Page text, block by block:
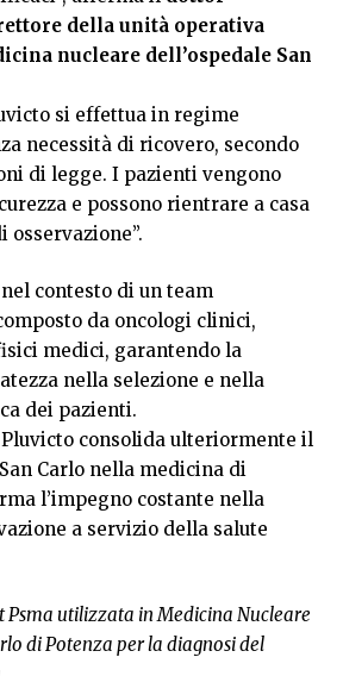
della unità operativa
nucleare dell’ospedale San
si effettua in regime
necessità di ricovero, secondo
di legge. I pazienti vengono
e possono rientrare a casa
osservazione”.
contesto di un team
da oncologi clinici,
medici, garantendo la
nella selezione e nella
dei pazienti.
consolida ulteriormente il
Carlo nella medicina di
l’impegno costante nella
a servizio della salute
Psma utilizzata in Medicina Nucleare
di Potenza per la diagnosi del